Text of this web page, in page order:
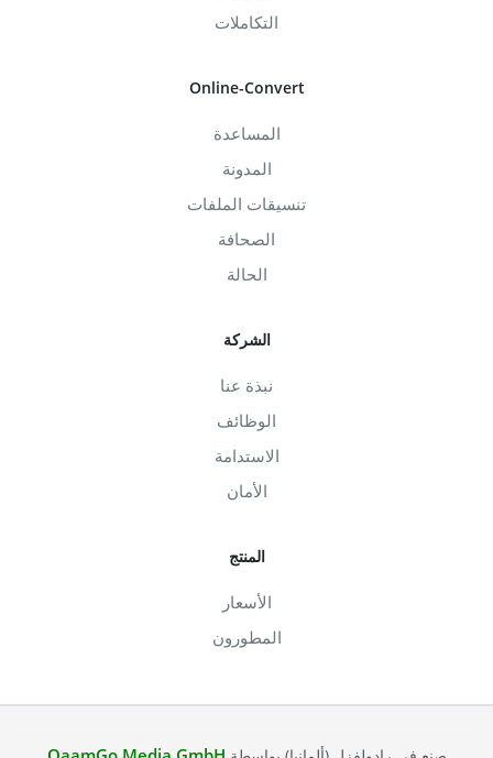
التكاملات
Online-Convert
المساعدة
المدونة
تنسيقات الملفات
الصحافة
الحالة
الشركة
نبذة عنا
الوظائف
الاستدامة
الأمان
المنتج
الأسعار
المطورون